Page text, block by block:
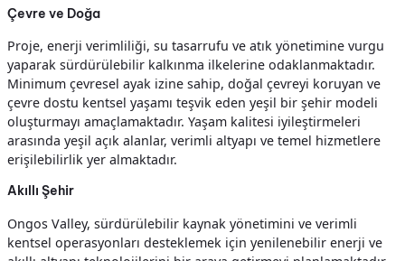
Çevre ve Doğa
Proje, enerji verimliliği, su tasarrufu ve atık yönetimine vurgu
yaparak sürdürülebilir kalkınma ilkelerine odaklanmaktadır.
Minimum çevresel ayak izine sahip, doğal çevreyi koruyan ve
çevre dostu kentsel yaşamı teşvik eden yeşil bir şehir modeli
oluşturmayı amaçlamaktadır. Yaşam kalitesi iyileştirmeleri
arasında yeşil açık alanlar, verimli altyapı ve temel hizmetlere
erişilebilirlik yer almaktadır.
Akıllı Şehir
Ongos Valley, sürdürülebilir kaynak yönetimini ve verimli
kentsel operasyonları desteklemek için yenilenebilir enerji ve